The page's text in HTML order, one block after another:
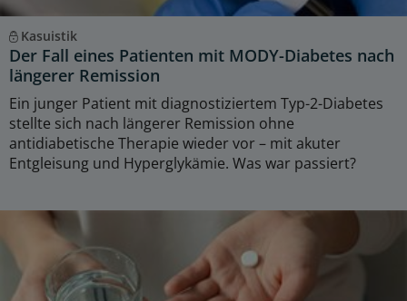
Kasuistik
Der Fall eines Patienten mit MODY-Diabetes nach
längerer Remission
Ein junger Patient mit diagnostiziertem Typ-2-Diabetes
stellte sich nach längerer Remission ohne
antidiabetische Therapie wieder vor – mit akuter
Entgleisung und Hyperglykämie. Was war passiert?